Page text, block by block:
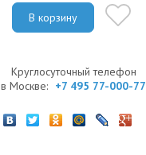
В корзину
Круглосуточный телефон
в Москве: +7 495 77-000-77